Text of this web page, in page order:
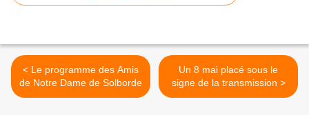
< Le programme des Amis
de Notre­ Dame de Solborde
Un 8 mai placé sous le
signe de la transmission >